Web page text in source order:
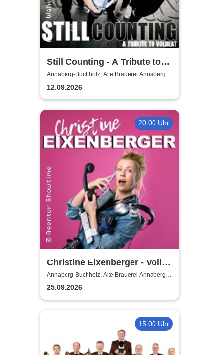
Still Counting - A Tribute to
Volbeat
Annaberg-Buchholz, Alte Brauerei Annaberg-
Buchholz
12.09.2026
20:00 Uhr
Christine Eixenberger - Volle
Kontrolle
Annaberg-Buchholz, Alte Brauerei Annaberg-
Buchholz
25.09.2026
15:00 Uhr